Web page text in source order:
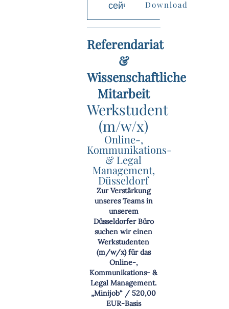
сейчас
Download
Referendariat
&
Wissenschaftliche
Mitarbeit
Werkstudent
(m/w/x)
Online-,
Kommunikations-
& Legal
Management,
Düsseldorf
Zur Verstärkung
unseres Teams in
unserem
Düsseldorfer Büro
suchen wir einen
Werkstudenten
(m/w/x) für das
Online-,
Kommunikations- &
Legal Management.
„Minijob“ / 520,00
EUR-Basis